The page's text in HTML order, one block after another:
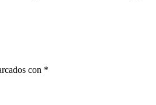
con *